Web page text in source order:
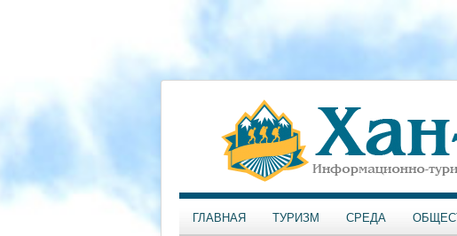
ГЛАВНАЯ ТУРИЗМ СРЕДА